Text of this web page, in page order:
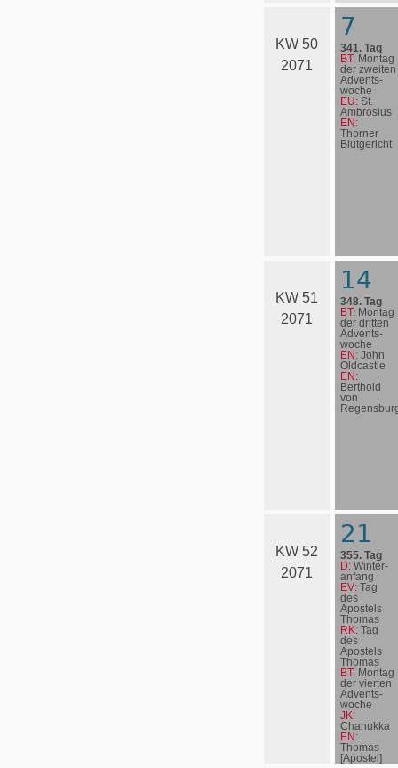
KW 50
2071
7
341. Tag
BT: Montag
der zweiten
Advents­
woche
EU: St.
Ambrosius
EN:
Thorner
Blutgericht
KW 51
2071
14
348. Tag
BT: Montag
der dritten
Advents­
woche
EN: John
Oldcastle
EN:
Berthold
von
KW 52
2071
21
355. Tag
D: Win­ter­
an­fang
EV: Tag
des
Apostels
Thomas
RK: Tag
des
Apostels
Thomas
BT: Montag
der vierten
Advents­
woche
JK:
Chanukka
EN:
Thomas
[Apostel]